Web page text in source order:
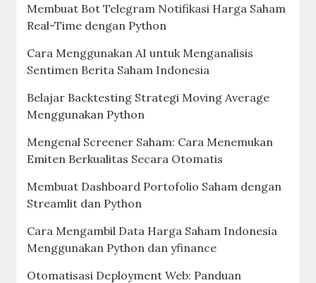
Membuat Bot Telegram Notifikasi Harga Saham
Real-Time dengan Python
Cara Menggunakan AI untuk Menganalisis
Sentimen Berita Saham Indonesia
Belajar Backtesting Strategi Moving Average
Menggunakan Python
Mengenal Screener Saham: Cara Menemukan
Emiten Berkualitas Secara Otomatis
Membuat Dashboard Portofolio Saham dengan
Streamlit dan Python
Cara Mengambil Data Harga Saham Indonesia
Menggunakan Python dan yfinance
Otomatisasi Deployment Web: Panduan